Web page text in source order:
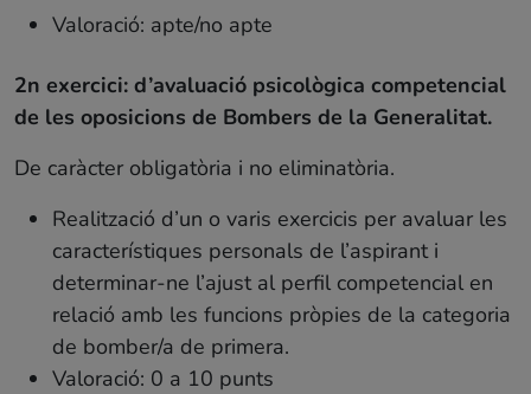
Valoració: apte/no apte
2n exercici: d’avaluació psicològica competencial
de les oposicions de Bombers de la Generalitat.
De caràcter obligatòria i no eliminatòria.
Realització d’un o varis exercicis per avaluar les
característiques personals de l’aspirant i
determinar-ne l’ajust al perfil competencial en
relació amb les funcions pròpies de la categoria
de bomber/a de primera.
Valoració: 0 a 10 punts